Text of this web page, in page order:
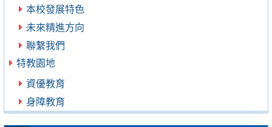
本校發展特色
未來精進方向
聯繫我們
特教園地
資優教育
身障教育